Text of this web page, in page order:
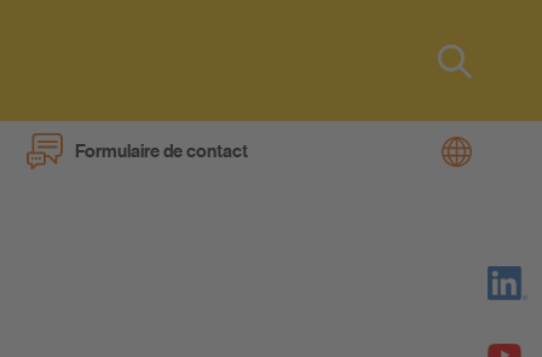
more
characters
for results.
Formulaire de contact